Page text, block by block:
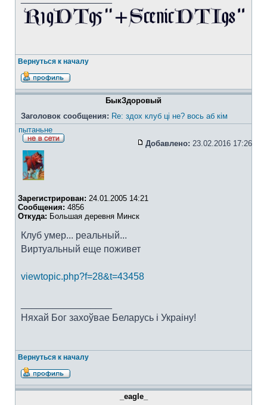
Вернуться к началу
БыкЗдоровый
Заголовок сообщения: Re: здох клуб ці не? вось аб кім
пытаньне
Добавлено: 23.02.2016 17:26
Зарегистрирован: 24.01.2005 14:21
Сообщения: 4856
Откуда: Большая деревня Минск
Клуб умер... реальный...
Виртуальный еще поживет
viewtopic.php?f=28&t=43458
Няхай Бог захоўвае Беларусь i Украiну!
Вернуться к началу
_eagle_